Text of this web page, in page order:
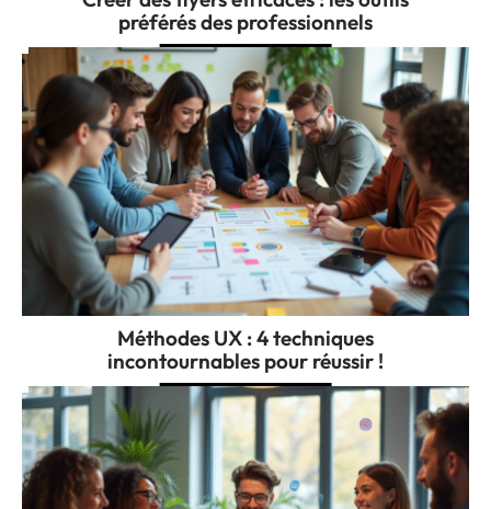
préférés des professionnels
Méthodes UX : 4 techniques
incontournables pour réussir !